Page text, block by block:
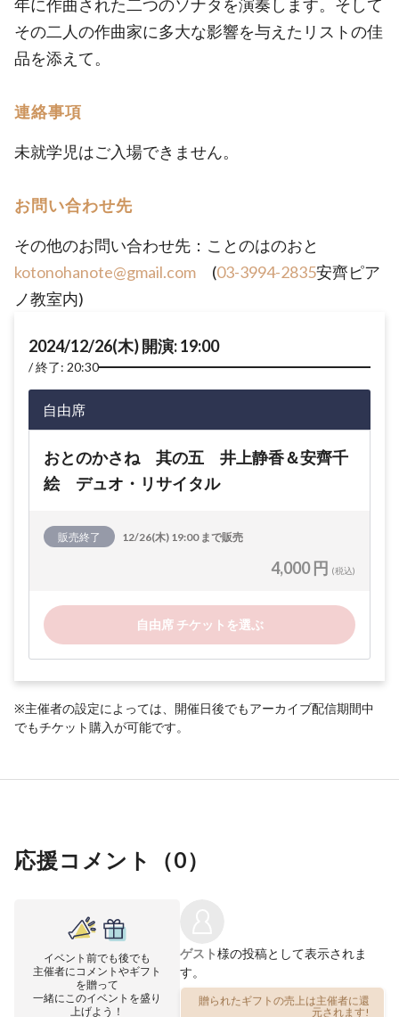
年に作曲された二つのソナタを演奏します。そして
その二人の作曲家に多大な影響を与えたリストの佳
品を添えて。
連絡事項
未就学児はご入場できません。
お問い合わせ先
その他のお問い合わせ先：ことのはのおと
kotonohanote@gmail.com (03-3994-2835安齊ピア
ノ教室内)
2024/12/26(木) 開演: 19:00
終了: 20:30
自由席
おとのかさね 其の五 井上静香＆安齊千
絵 デュオ・リサイタル
販売終了 12/26(木) 19:00 まで販売
4,000 円 (税込)
自由席 チケットを選ぶ
※主催者の設定によっては、開催日後でもアーカイブ配信期間中
でもチケット購入が可能です。
応援コメント（0）
イベント前でも後でも
主催者にコメントやギフト
を贈って
一緒にこのイベントを盛り
上げよう！
ゲスト様の投稿として表示されま
す。
贈られたギフトの売上は主催者に還
元されます!